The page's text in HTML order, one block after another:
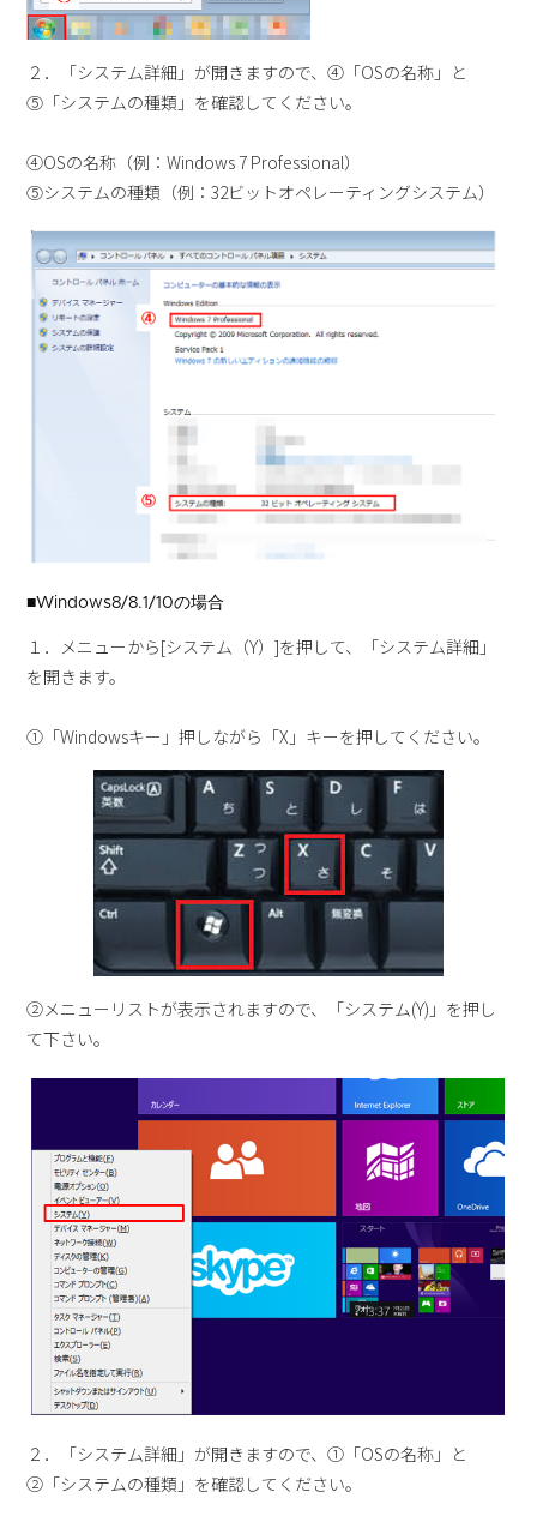
２．「システム詳細」が開きますので、④「OSの名称」と
⑤「システムの種類」を確認してください。
④OSの名称（例：Windows 7 Professional）
⑤システムの種類（例：32ビットオペレーティングシステム）
■Windows8/8.1/10の場合
１．メニューから[システム（Y）]を押して、「システム詳細」
を開きます。
①「Windowsキー」押しながら「X」キーを押してください。
②メニューリストが表示されますので、「システム(Y)」を押し
て下さい。
２．「システム詳細」が開きますので、①「OSの名称」と
②「システムの種類」を確認してください。